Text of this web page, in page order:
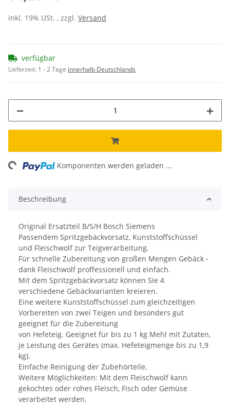
inkl. 19% USt. , zzgl. Versand
verfügbar
Lieferzeit: 1 - 2 Tage innerhalb Deutschlands
Komponenten werden geladen ...
Beschreibung
Original Ersatzteil B/S/H Bosch Siemens
Passendem Spritzgebäckvorsatz, Kunststoffschüssel
und Fleischwolf zur Teigverarbeitung.
Für schnelle Zubereitung von großen Mengen Gebäck -
dank Fleischwolf proffessionell und einfach.
Mit dem Spritzgebäckvorsatz können Sie 4
verschiedene Gebäckvarianten kreieren.
Eine weitere Kunststoffschüssel zum gleichzeitigen
Vorbereiten von zwei Teigen und besonders gut
geeignet für die Zubereitung
von Hefeteig. Geeignet für bis zu 1 kg Mehl mit Zutaten,
je Leistung des Gerätes (max. Hefeteigmenge bis zu 1,9
kg).
Einfache Reinigung der Zubehörteile.
Weitere Möglichkeiten: Mit dem Fleischwolf kann
gekochtes oder rohes Fleisch, Fisch oder Gemüse
verarbeitet werden.